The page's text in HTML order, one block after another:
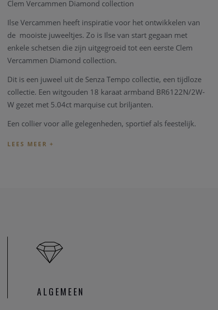
Clem Vercammen Diamond collection
Ilse Vercammen heeft inspiratie voor het ontwikkelen van
de mooiste juweeltjes. Zo is Ilse van start gegaan met
enkele schetsen die zijn uitgegroeid tot een eerste Clem
Vercammen Diamond collection.
Dit is een juweel uit de Senza Tempo collectie, een tijdloze
collectie. Een witgouden 18 karaat armband BR6122N/2W-
W gezet met 5.04ct marquise cut briljanten.
Een collier voor alle gelegenheden, sportief als feestelijk.
ALGEMEEN